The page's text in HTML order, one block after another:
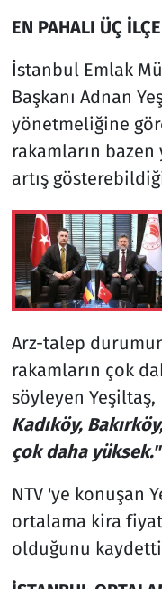
EN PAHALI ÜÇ İLÇE
İstanbul Emlak
Başkanı Adnan
yönetmeliğine
rakamların bazen
artış
Arz-talep
rakamların çok
söyleyen Yeşiltaş,
Kadıköy,
çok daha yüksek."
NTV 'ye konuşan
ortalama kira
olduğunu